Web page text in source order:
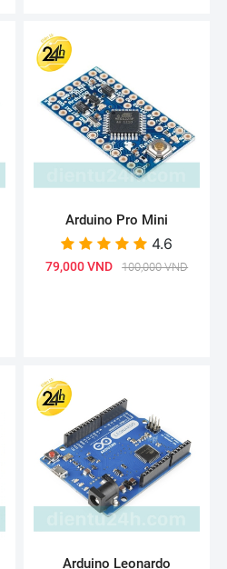
Arduino Pro Mini
4.6
79,000 VND 100,000 VND
Arduino Leonardo